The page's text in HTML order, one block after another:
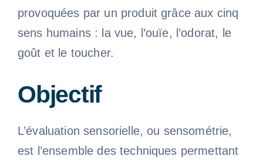
provoquées par un produit grâce aux cinq
sens humains : la vue, l’ouïe, l’odorat, le
goût et le toucher.
Objectif
L’évaluation sensorielle, ou sensométrie,
est l’ensemble des techniques permettant